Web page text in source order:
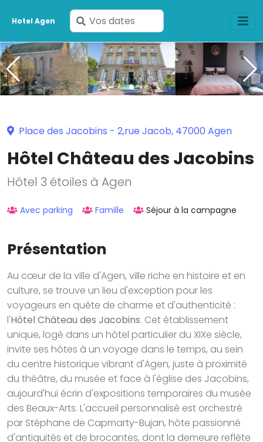
Hotel Agen
Saisissez
vos
dates
Place des Jacobins - 2,rue Jacob, 47000 Agen
Hôtel Château des Jacobins
Hôtel 3 étoiles à Agen
Avec parking Famille Séjour à la campagne
Présentation
Au cœur de la ville d'Agen, ville riche en histoire et en
culture, se trouve un lieu d'exception pour les
voyageurs en quête de charme et d'authenticité :
l'Hôtel Château des Jacobins. Cet établissement
unique, logé dans un hôtel particulier du XIXe siècle,
invite ses hôtes à un voyage dans le temps, au sein
du centre historique vibrant d'Agen, juste à proximité
du théâtre, du musée et face à l'église des Jacobins,
aujourd'hui écrin d'expositions temporaires du musée
des Beaux-Arts. L'accueil personnalisé est orchestré
par Stéphane de Capmarty-Bujan, hôte passionné
d'antiquités et de brocantes, dont la demeure reflète